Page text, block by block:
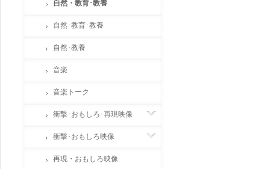
自然・教育･教養
自然･教育･教養
自然･教養
音楽
音楽トーク
衝撃･おもしろ･再現映像
衝撃･おもしろ映像
再現・おもしろ映像